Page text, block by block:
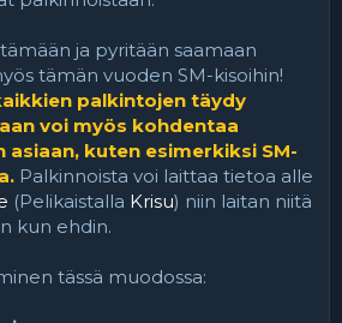
ja pyritään saamaan
tämän vuoden SM-kisoihin!
palkintojen täydy
voi myös kohdentaa
kuten esimerkiksi SM-
Palkinnoista voi laittaa tietoa alle
(Pelikaistalla Krisu) niin laitan niitä
kun ehdin.
tässä muodossa: